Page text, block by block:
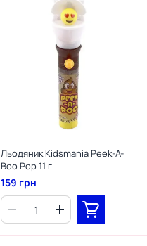
Льодяник Kidsmania Peek-A-
Boo Pop 11 г
159 грн